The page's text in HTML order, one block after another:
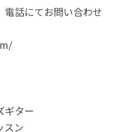
話にてお問い合わせ
ギター
スン